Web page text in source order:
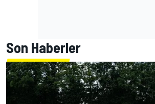
Son Haberler